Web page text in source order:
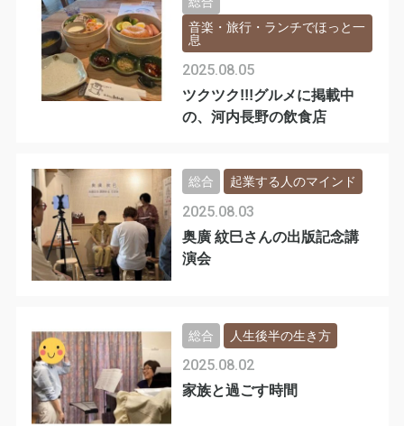
ツクツク!!!グルメに掲載中
の、河内長野の飲食店
2025.08.05
音楽・旅行・ランチでほっと一
息
奥廣 紋巳さんの出版記念講
演会
2025.08.03
総合 起業する人のマインド
家族と過ごす時間
2025.08.02
総合 人生後半の生き方